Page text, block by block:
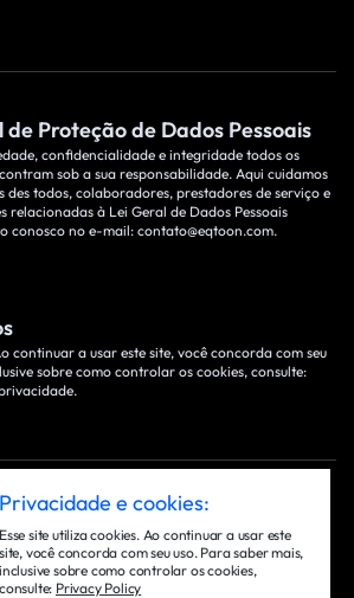
de Proteção de Dados Pessoais
confidencialidade e integridade todos os
sob a sua responsabilidade. Aqui cuidamos
todos, colaboradores, prestadores de serviço e
relacionadas à Lei Geral de Dados Pessoais
conosco no e-mail: contato@eqtoon.com.
continuar a usar este site, você concorda com seu
sobre como controlar os cookies, consulte:
.
os direitos Reservados
Privacidade e cookies:
Esse site utiliza cookies. Ao continuar a usar este
site, você concorda com seu uso. Para saber mais,
inclusive sobre como controlar os cookies,
consulte: Privacy Policy